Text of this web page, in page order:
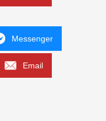
Messenger
Email